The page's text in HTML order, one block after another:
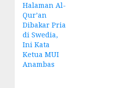
Halaman Al-
Qur’an
Dibakar Pria
di Swedia,
Ini Kata
Ketua MUI
Anambas